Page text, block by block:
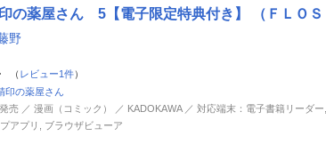
の薬屋さん 5【電子限定特典付き】 （ＦＬＯ
野
（ レビュー1件）
印の薬屋さん
売 ／ 漫画（コミック） ／ KADOKAWA ／ 対応端末：電子書籍リーダー
アプリ, ブラウザビューア